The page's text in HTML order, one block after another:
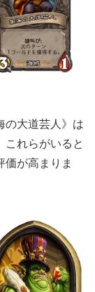
の大道芸人》は
これらがいると
価が高まりま